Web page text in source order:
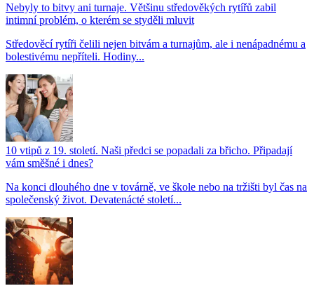
Nebyly to bitvy ani turnaje. Většinu středověkých rytířů zabil
intimní problém, o kterém se styděli mluvit
Středověcí rytíři čelili nejen bitvám a turnajům, ale i nenápadnému a
bolestivému nepříteli. Hodiny...
10 vtipů z 19. století. Naši předci se popadali za břicho. Připadají
vám směšné i dnes?
Na konci dlouhého dne v továrně, ve škole nebo na tržišti byl čas na
společenský život. Devatenácté století...